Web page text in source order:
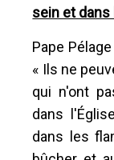
sein et
Pape Pélage
« Ils ne
qui n'ont
dans
dans les